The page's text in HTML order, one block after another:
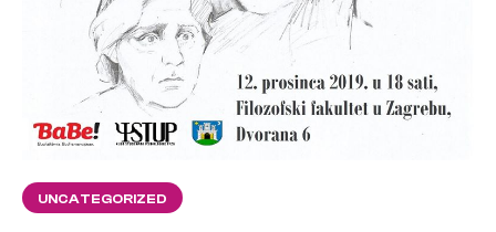
UNCATEGORIZED